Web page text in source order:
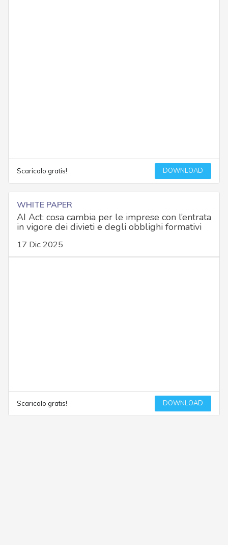
Scaricalo gratis! DOWNLOAD
WHITE PAPER
AI Act: cosa cambia per le imprese con l’entrata
in vigore dei divieti e degli obblighi formativi
17 Dic 2025
Scaricalo gratis! DOWNLOAD